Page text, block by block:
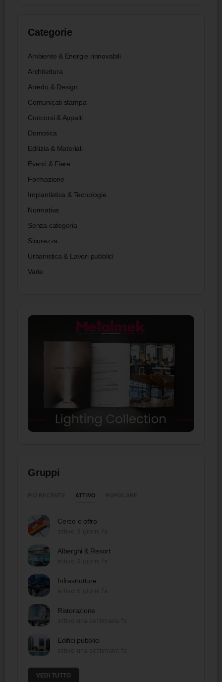
Categorie
Ambiente & Energie rinnovabili
Architettura
Arredo & Design
Comunicati stampa
Concorsi & Appalti
Domotica
Edilizia & Materiali
Eventi & Fiere
Formazione
Impiantistica & Tecnologie
Normativa
Senza categoria
Sicurezza
Urbanistica & Lavori pubblici
Varie
Gruppi
ATTIVO
Cerco e offro
Alberghi & Resort
Infrastrutture
Ristorazione
Edifici pubblici
VEDI TUTTO